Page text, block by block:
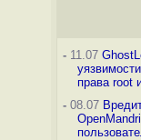
-11.07
права root
-08.07